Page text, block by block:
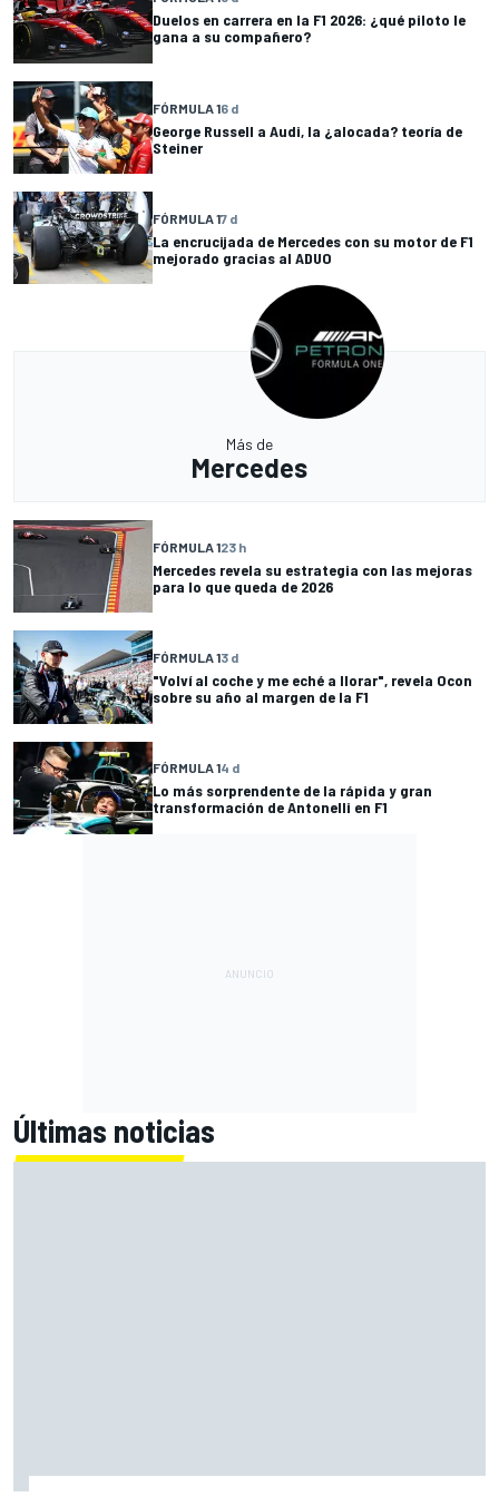
Duelos en carrera en la F1 2026: ¿qué piloto le
gana a su compañero?
FÓRMULA 16 d
George Russell a Audi, la ¿alocada? teoría de
Steiner
FÓRMULA 17 d
La encrucijada de Mercedes con su motor de F1
mejorado gracias al ADUO
Más de
Mercedes
FÓRMULA 123 h
Mercedes revela su estrategia con las mejoras
para lo que queda de 2026
FÓRMULA 13 d
"Volví al coche y me eché a llorar", revela Ocon
sobre su año al margen de la F1
FÓRMULA 14 d
Lo más sorprendente de la rápida y gran
transformación de Antonelli en F1
Últimas noticias